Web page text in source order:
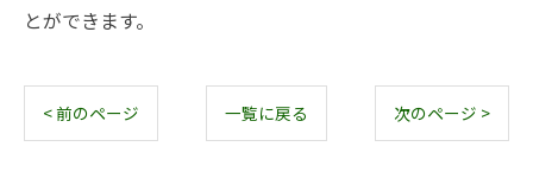
とができます。
< 前のページ 一覧に戻る 次のページ >